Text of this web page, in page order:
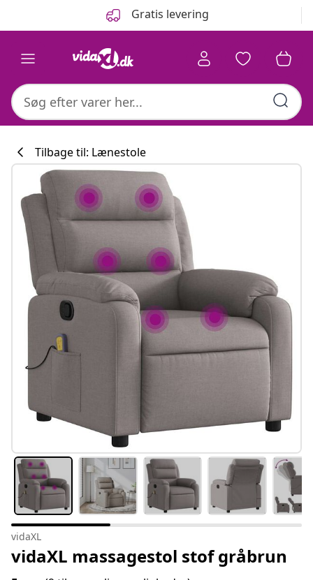
Gratis levering
#sharemevidaxl
Tilbage til: Lænestole
vidaXL
vidaXL massagestol stof gråbrun